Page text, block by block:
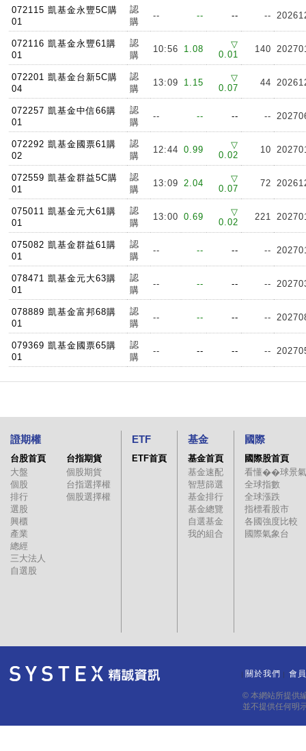
072115 凱基金永豐5C購
01
認
購
-- -- -- --
072116 凱基金永豐61購
01
認
購
10:56 1.08
▽
0.01
140
072201 凱基金台新5C購
04
認
購
13:09 1.15
▽
0.07
44
072257 凱基金中信66購
01
認
購
-- -- -- --
072292 凱基金國票61購
02
認
購
12:44 0.99
▽
0.02
10
072559 凱基金群益5C購
01
認
購
13:09 2.04
▽
0.07
72
075011 凱基金元大61購
01
認
購
13:00 0.69
▽
0.02
221
075082 凱基金群益61購
01
認
購
-- -- -- --
078471 凱基金元大63購
01
認
購
-- -- -- --
078889 凱基金富邦68購
01
認
購
-- -- -- --
079369 凱基金國票65購
01
認
購
-- -- -- --
證期權
台股首頁
大盤
個股
排行
選股
興櫃
產業
總經
三大法人
自選股
台指期貨
個股期貨
台指選擇權
個股選擇權
ETF
ETF首頁
基金
基金首頁
基金速配
智慧篩選
基金排行
基金總覽
自選基金
我的組合
國際
國際股首頁
看懂��球景氣
全球指數
全球漲跌
指標看股市
各國強度比較
國際氣象台
關於我們 會
© 本網站所提供
並不提供任何明